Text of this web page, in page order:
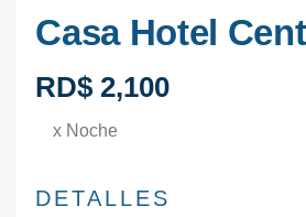
Casa Hotel
RD$ 2,100
x Noche
DETALLES